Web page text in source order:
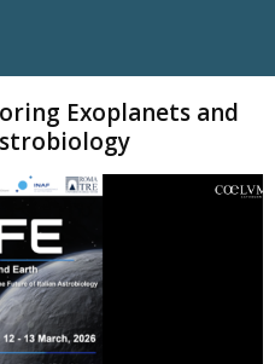
Exoplanets and